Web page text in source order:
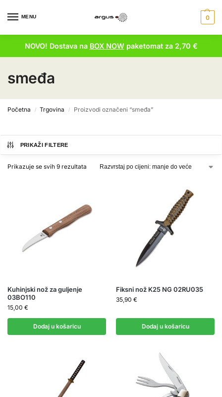
MENU 0
NOVO! Dostava na BOX NOWpaketomat za 2,70 €
smeđa
Početna / Trgovina / Proizvodi označeni “smeđa”
PRIKAŽI FILTERE
Prikazuje se svih 9 rezultata
Kuhinjski nož za guljenje
03BO110
15,00 €
Dodaj u košaricu
Fiksni nož K25 NG 02RU035
35,90 €
Dodaj u košaricu